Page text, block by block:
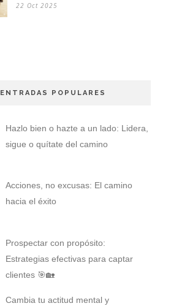
22 Oct 2025
ENTRADAS POPULARES
Hazlo bien o hazte a un lado: Lidera,
sigue o quítate del camino
Acciones, no excusas: El camino
hacia el éxito
Prospectar con propósito:
Estrategias efectivas para captar
clientes 🎯🏡
Cambia tu actitud mental y